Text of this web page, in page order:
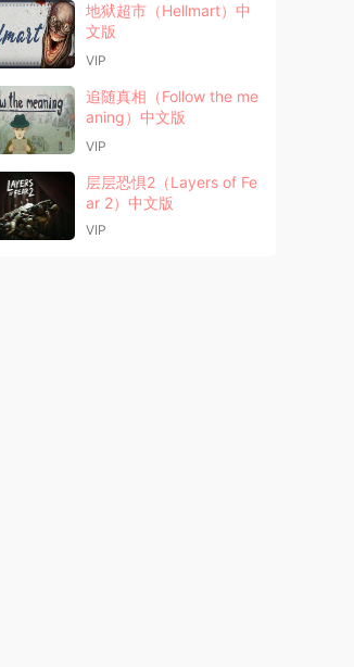
地狱超市（Hellmart）中
文版
VIP
追随真相（Follow the me
aning）中文版
VIP
层层恐惧2（Layers of Fe
ar 2）中文版
VIP